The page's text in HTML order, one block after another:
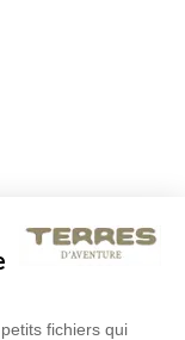
fichiers qui